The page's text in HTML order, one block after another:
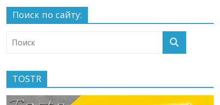
Поиск по сайту:
TOSTR